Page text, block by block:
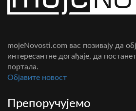
mojeNovosti.com вас позивају да
интересантне догађаје, да
портала.
Oбјавите новост
Препоручујемо